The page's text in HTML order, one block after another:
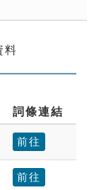
料
詞條連結
前往
前往